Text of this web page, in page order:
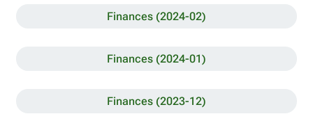
Finances (2024-02)
Finances (2024-01)
Finances (2023-12)